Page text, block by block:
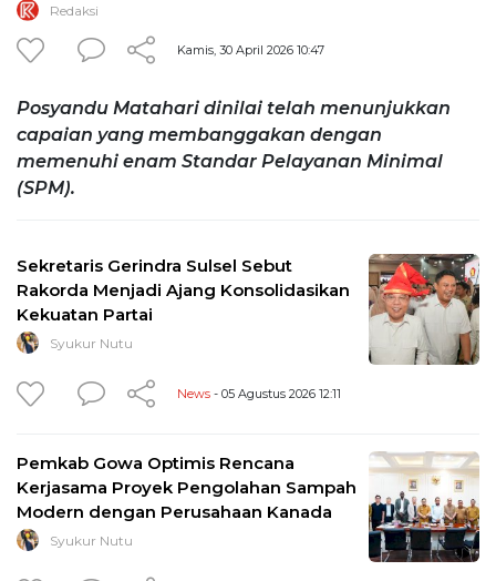
Redaksi
Kamis, 30 April 2026 10:47
Posyandu Matahari dinilai telah menunjukkan
capaian yang membanggakan dengan
memenuhi enam Standar Pelayanan Minimal
(SPM).
Sekretaris Gerindra Sulsel Sebut
Rakorda Menjadi Ajang Konsolidasikan
Kekuatan Partai
Syukur Nutu
News - 05 Agustus 2026 12:11
Pemkab Gowa Optimis Rencana
Kerjasama Proyek Pengolahan Sampah
Modern dengan Perusahaan Kanada
Syukur Nutu